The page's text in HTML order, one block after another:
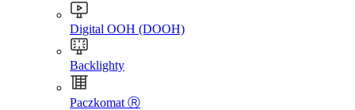
Digital OOH (DOOH)
Backlighty
Paczkomat Ⓡ